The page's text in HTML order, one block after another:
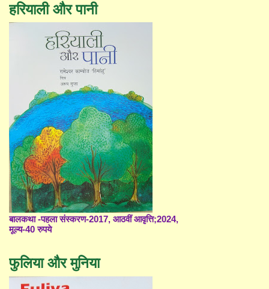
हरियाली और पानी
बालकथा -पहला संस्करण-2017, आठवीं आवृत्ति;2024,
मूल्य-40 रुपये
फुलिया और मुनिया